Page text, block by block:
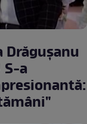
a